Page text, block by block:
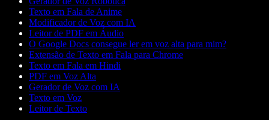
Texto em Fala de Anime
Modificador de Voz com IA
Leitor de PDF em Áudio
O Google Docs consegue ler em voz alta para mim?
Extensão de Texto em Fala para Chrome
Texto em Fala em Hindi
PDF em Voz Alta
Gerador de Voz com IA
Texto em Voz
Leitor de Texto